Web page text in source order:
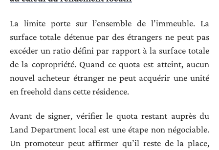
La limite porte sur l’ensemble de l’immeuble. La
surface totale détenue par des étrangers ne peut pas
excéder un ratio défini par rapport à la surface totale
de la copropriété. Quand ce quota est atteint, aucun
nouvel acheteur étranger ne peut acquérir une unité
en freehold dans cette résidence.
Avant de signer, vérifier le quota restant auprès du
Land Department local est une étape non négociable.
Un promoteur peut affirmer qu’il reste de la place,